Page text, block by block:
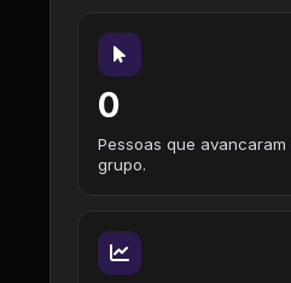
0
Pessoas que
grupo.